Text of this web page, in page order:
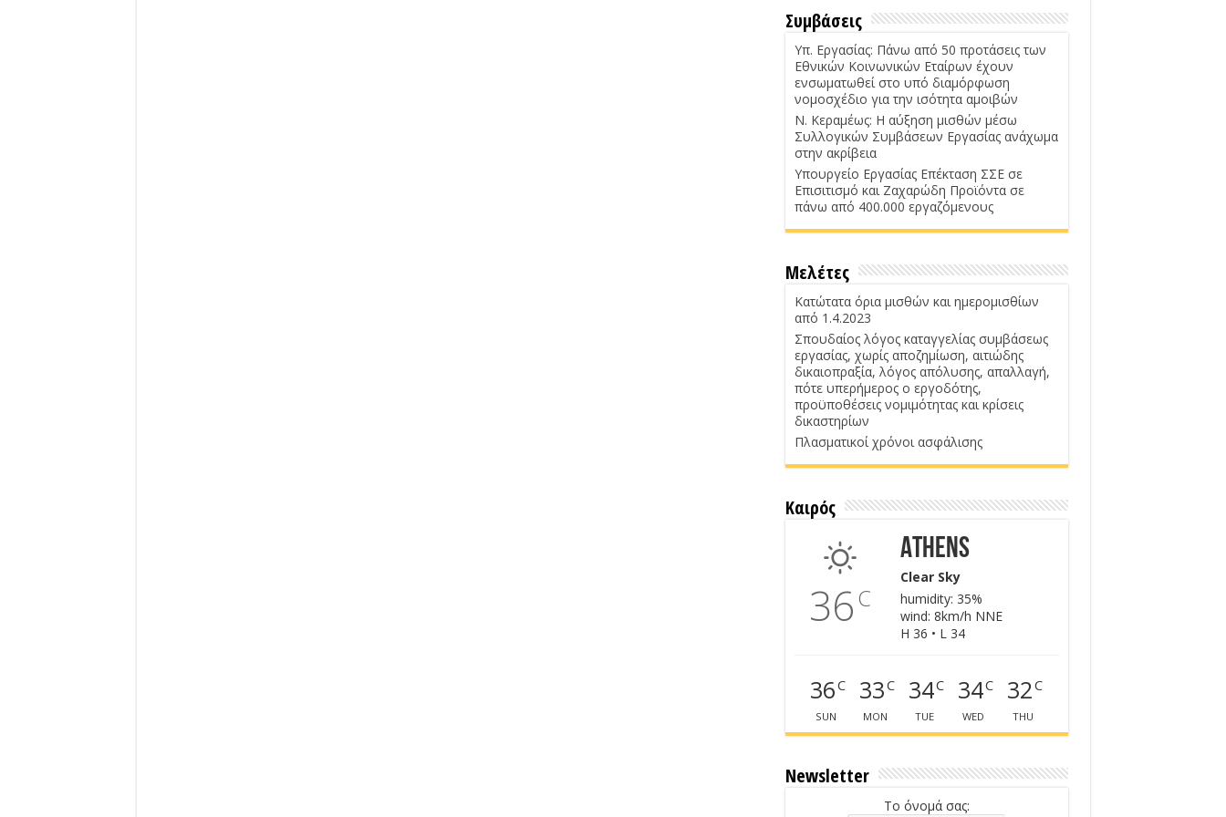
Συμβάσεις
Υπ. Εργασίας: Πάνω από 50 προτάσεις των
Εθνικών Κοινωνικών Εταίρων έχουν
ενσωματωθεί στο υπό διαμόρφωση
νομοσχέδιο για την ισότητα αμοιβών
Ν. Κεραμέως: Η αύξηση μισθών μέσω
Συλλογικών Συμβάσεων Εργασίας ανάχωμα
στην ακρίβεια
Υπουργείο Εργασίας Επέκταση ΣΣΕ σε
Επισιτισμό και Ζαχαρώδη Προϊόντα σε
πάνω από 400.000 εργαζόμενους
Μελέτες
Κατώτατα όρια μισθών και ημερομισθίων
από 1.4.2023
Σπουδαίος λόγος καταγγελίας συμβάσεως
εργασίας, χωρίς αποζημίωση, αιτιώδης
δικαιοπραξία, λόγος απόλυσης, απαλλαγή,
πότε υπερήμερος ο εργοδότης,
προϋποθέσεις νομιμότητας και κρίσεις
δικαστηρίων
Πλασματικοί χρόνοι ασφάλισης
Καιρός
36C
Athens
Clear Sky
humidity: 35%
wind: 8km/h NNE
H 36 • L 34
36C
SUN
33C
MON
34C
TUE
34C
WED
32C
THU
Newsletter
Το όνομά σας: